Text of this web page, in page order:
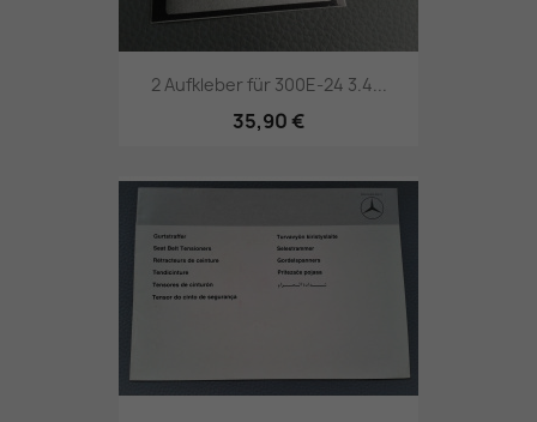
2 Aufkleber für 300E-24 3.4...
35,90 €